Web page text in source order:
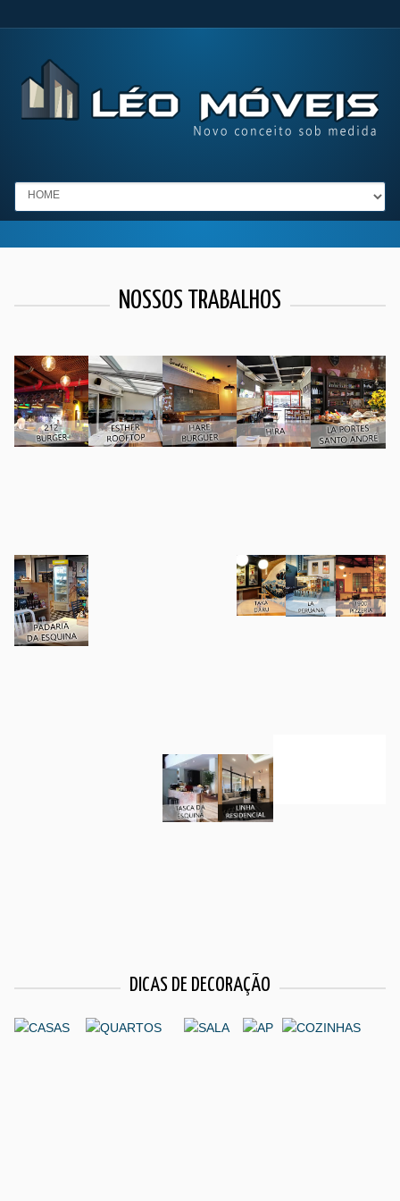
Go to:
NOSSOS TRABALHOS
DICAS DE DECORAÇÃO